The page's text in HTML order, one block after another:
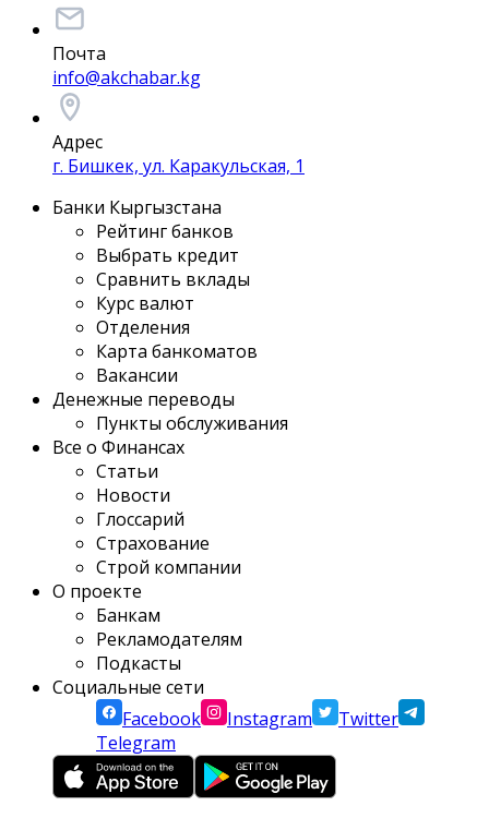
Почта
info@akchabar.kg
Адрес
г. Бишкек, ул. Каракульская, 1
Банки Кыргызстана
Рейтинг банков
Выбрать кредит
Сравнить вклады
Курс валют
Отделения
Карта банкоматов
Вакансии
Денежные переводы
Пункты обслуживания
Все о Финансах
Статьи
Новости
Глоссарий
Страхование
Строй компании
О проекте
Банкам
Рекламодателям
Подкасты
Социальные сети
Facebook
Instagram
Twitter
Telegram